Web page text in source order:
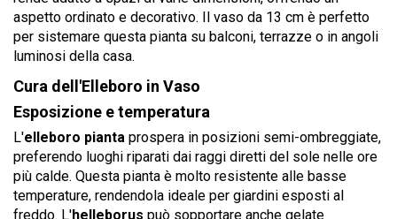
aspetto ordinato e decorativo. Il vaso da 13 cm è perfetto
per sistemare questa pianta su balconi, terrazze o in angoli
luminosi della casa.
Cura dell'Elleboro in Vaso
Esposizione e temperatura
L'elleboro pianta prospera in posizioni semi-ombreggiate,
preferendo luoghi riparati dai raggi diretti del sole nelle ore
più calde. Questa pianta è molto resistente alle basse
temperature, rendendola ideale per giardini esposti al
freddo. L'helleborus può sopportare anche gelate